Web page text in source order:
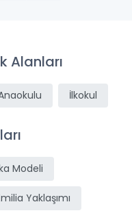
Alanları
İlkokul
Modeli
Yaklaşımı